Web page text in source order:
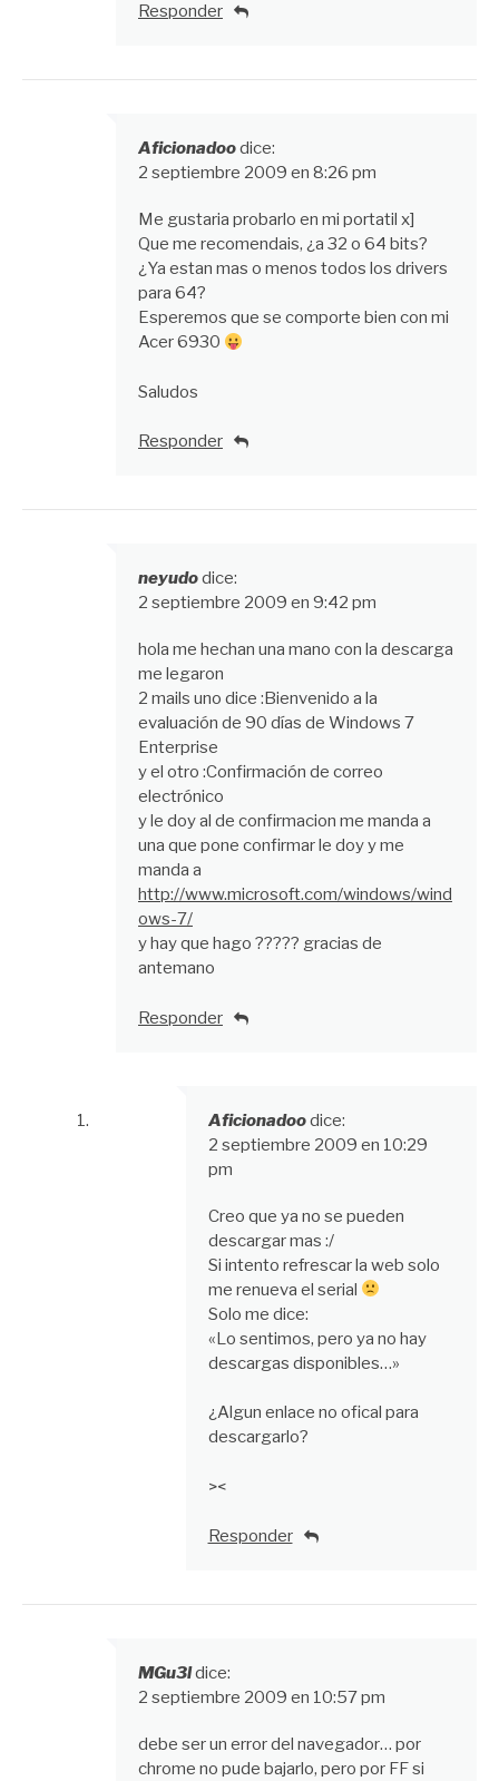
Responder
Aficionadoodice:
2 septiembre 2009 en 8:26 pm
Me gustaria probarlo en mi portatil x]
Que me recomendais, ¿a 32 o 64 bits?
¿Ya estan mas o menos todos los drivers
para 64?
Esperemos que se comporte bien con mi
Acer 6930
Saludos
Responder
neyudodice:
2 septiembre 2009 en 9:42 pm
hola me hechan una mano con la descarga
me legaron
2 mails uno dice :Bienvenido a la
evaluación de 90 días de Windows 7
y el otro :Confirmación de correo
y le doy al de confirmacion me manda a
una que pone confirmar le doy y me
manda a
http://www.microsoft.com/windows/wind
ows-7/
y hay que hago ????? gracias de
antemano
Responder
Aficionadoodice:
2 septiembre 2009 en 10:29
pm
Creo que ya no se pueden
descargar mas :/
Si intento refrescar la web solo
me renueva el serial
Solo me dice:
«Lo sentimos, pero ya no hay
descargas disponibles…»
¿Algun enlace no ofical para
descargarlo?
><
Responder
MGu3ldice:
2 septiembre 2009 en 10:57 pm
debe ser un error del navegador… por
chrome no pude bajarlo, pero por FF si